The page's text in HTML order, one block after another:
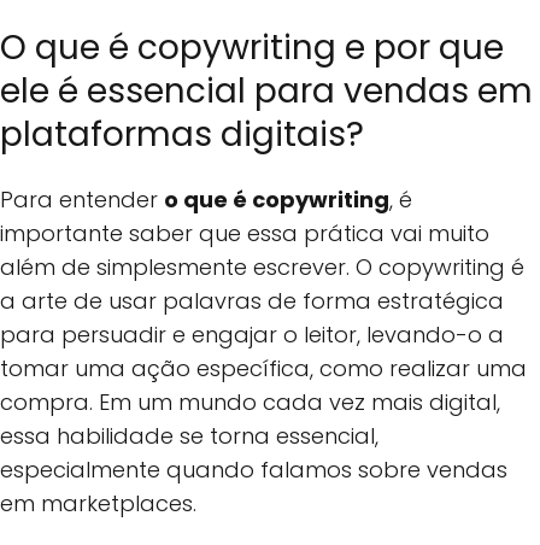
O que é copywriting e por que
ele é essencial para vendas em
plataformas digitais?
Para entender o que é copywriting, é
importante saber que essa prática vai muito
além de simplesmente escrever. O copywriting é
a arte de usar palavras de forma estratégica
para persuadir e engajar o leitor, levando-o a
tomar uma ação específica, como realizar uma
compra. Em um mundo cada vez mais digital,
essa habilidade se torna essencial,
especialmente quando falamos sobre vendas
em marketplaces.